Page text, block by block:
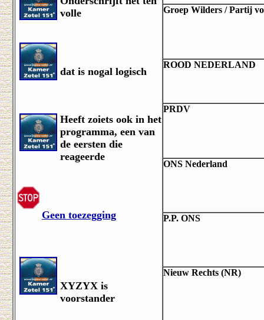
volle
dat is nogal logisch
Heeft zoiets ook in het
programma, een van
de eersten die
reageerde
Geen toezegging
XYZYX is
voorstander
Groep Wilders / Partij
ROOD NEDERLAND
PRDV
ONS Nederland
P.P. ONS
Nieuw Rechts (NR)